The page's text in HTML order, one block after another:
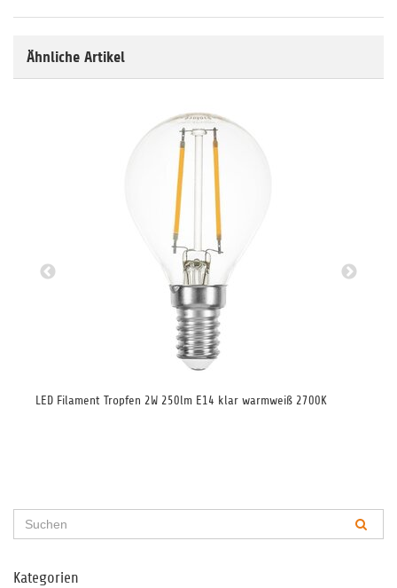
Ähnliche Artikel
LED Filament Tropfen 2W 250lm E14 klar warmweiß 2700K
Kategorien